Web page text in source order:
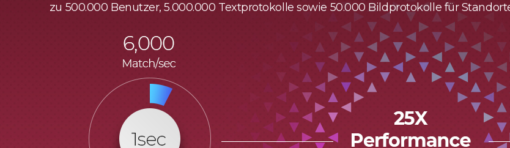
zu 500.000 Benutzer, 5.000.000 Textprotokolle sowie 50.000 Bildprotokolle für